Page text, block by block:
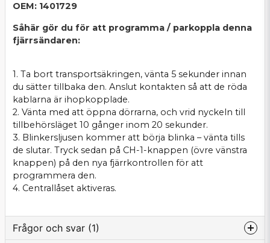
OEM: 1401729
Såhär gör du för att programma / parkoppla denna
fjärrsändaren:
1. Ta bort transportsäkringen, vänta 5 sekunder innan
du sätter tillbaka den. Anslut kontakten så att de röda
kablarna är ihopkopplade.
2. Vänta med att öppna dörrarna, och vrid nyckeln till
tillbehörsläget 10 gånger inom 20 sekunder.
3. Blinkersljusen kommer att börja blinka – vänta tills
de slutar. Tryck sedan på CH-1-knappen (övre vänstra
knappen) på den nya fjärrkontrollen för att
programmera den.
4. Centrallåset aktiveras.
Frågor och svar (1)